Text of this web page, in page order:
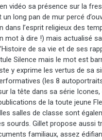
vidéo sa présence sur la
long pan de mur percé
dans l’esprit religieux des
mot à dire !) mais actualisé
de sa vie et de ses
Silence mais le mot est
y exprime les vertus de sa
(les 8
la tête dans sa série
de la toute jeune
salles de classe sont
sourds. Gillet propose aussi
familiaux, assez